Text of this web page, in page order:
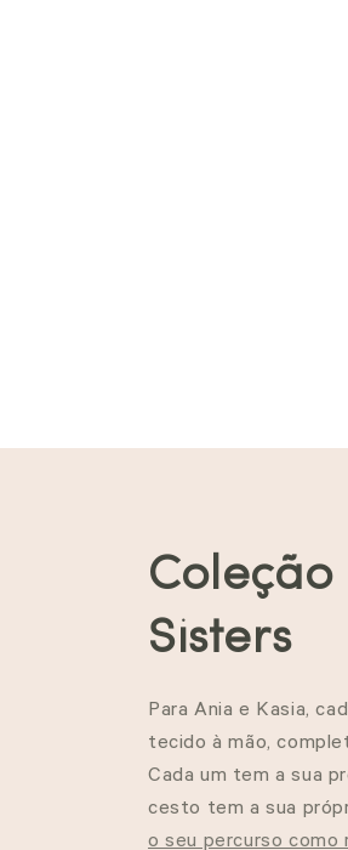
C
o
l
e
ç
Coleção
Sisters
Para Ania e Kasia,
tecido à mão,
Cada um tem a sua
cesto tem a sua
o seu percurso como